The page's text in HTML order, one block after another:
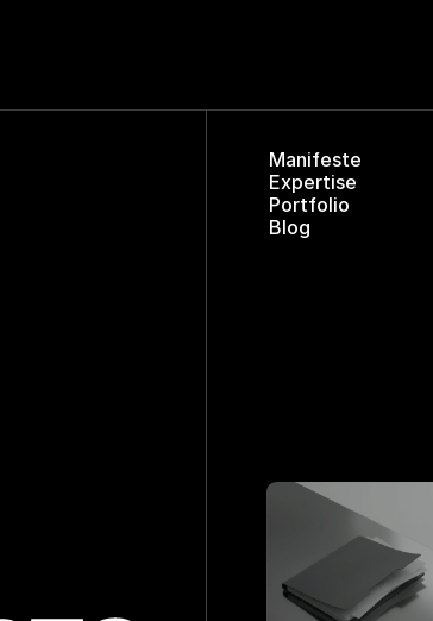
Manifeste
Expertise
Portfolio
Blog